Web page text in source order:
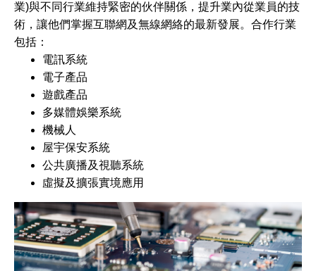
業)與不同行業維持緊密的伙伴關係，提升業內從業員的技
術，讓他們掌握互聯網及無線網絡的最新發展。合作行業
包括：
電訊系統
電子產品
遊戲產品
多媒體娛樂系統
機械人
屋宇保安系統
公共廣播及視聽系統
虛擬及擴張實境應用